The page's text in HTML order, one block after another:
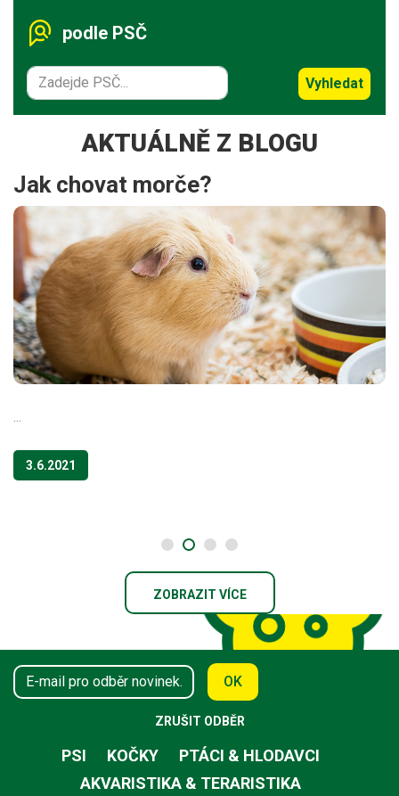
podle PSČ
Vyhledat
AKTUÁLNĚ Z BLOGU
Jak chovat morče?
3.6.2021
ZOBRAZIT VÍCE
OK
ZRUŠIT ODBĚR
PSI KOČKY
PTÁCI & HLODAVCI
AKVARISTIKA & TERARISTIKA